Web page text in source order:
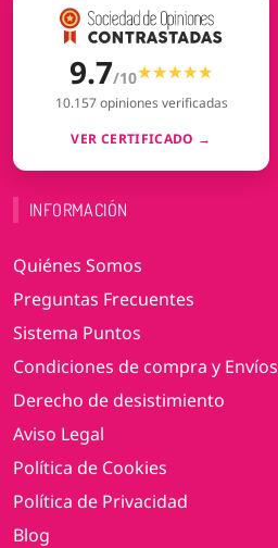
9.7/10★★★★★
★★★★★
10.157 opiniones verificadas
VER CERTIFICADO →
INFORMACIÓN
Quiénes Somos
Preguntas Frecuentes
Sistema Puntos
Condiciones de compra y Envíos
Derecho de desistimiento
Aviso Legal
Política de Cookies
Política de Privacidad
Blog